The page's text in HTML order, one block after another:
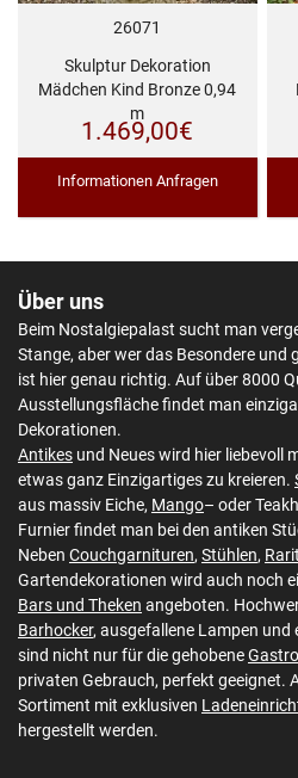
26071
Skulptur Dekoration
Mädchen Kind Bronze 0,94
m
1.469,00€
Informationen Anfragen
Über uns
Beim Nostalgiepalast sucht man
Stange, aber wer das Besondere und
ist hier genau richtig. Auf über 8000
Ausstellungsfläche findet man
Dekorationen.
Antikes und Neues wird hier liebevoll
etwas ganz Einzigartiges zu kreieren.
aus massiv Eiche, Mango– oder
Furnier findet man bei den antiken
Neben Couchgarnituren, Stühlen,
Gartendekorationen wird auch noch
Bars und Theken angeboten.
Barhocker, ausgefallene Lampen und
sind nicht nur für die gehobene
privaten Gebrauch, perfekt geeignet.
Sortiment mit exklusiven
hergestellt werden.